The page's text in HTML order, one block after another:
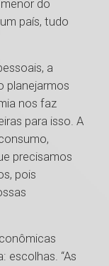
do
país, tudo
a
planejarmos
nos faz
para isso. A
precisamos
pois
escolhas. “As